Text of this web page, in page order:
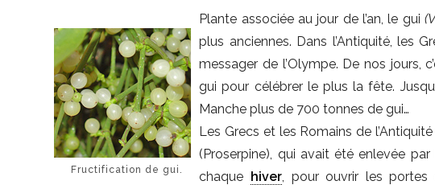
Fructification de gui.
Plante associée au jour de l’an, le gui
plus anciennes. Dans l’Antiquité, les
messager de l’Olympe. De nos jours,
gui pour célébrer le plus la fête.
Manche plus de 700 tonnes de gui…
Les Grecs et les Romains de
(Proserpine), qui avait été enlevée
chaque hiver, pour ouvrir les portes